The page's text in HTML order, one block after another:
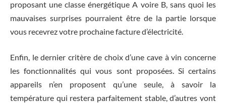
proposant une classe énergétique A voire B, sans quoi les
mauvaises surprises pourraient être de la partie lorsque
vous recevrez votre prochaine facture d’électricité.
Enfin, le dernier critère de choix d’une cave à vin concerne
les fonctionnalités qui vous sont proposées. Si certains
appareils n’en proposent qu’une seule, à savoir la
température qui restera parfaitement stable, d’autres vont